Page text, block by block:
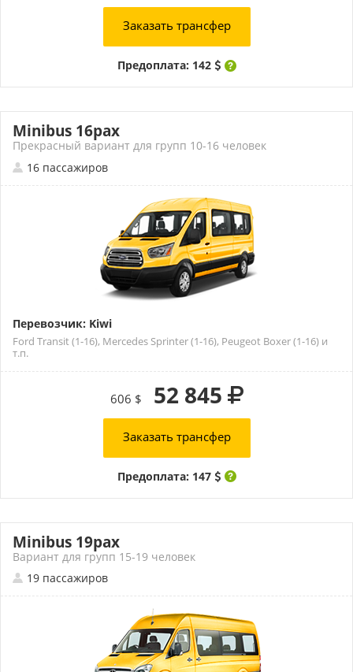
Заказать трансфер
Предоплата: 142
Minibus 16pax
Прекрасный вариант для групп 10-16 человек
16 пассажиров
Перевозчик: Kiwi
Ford Transit (1-16), Mercedes Sprinter (1-16), Peugeot Boxer (1-16) и
т.п.
606 $ 52 845
Заказать трансфер
Предоплата: 147
Minibus 19pax
Вариант для групп 15-19 человек
19 пассажиров